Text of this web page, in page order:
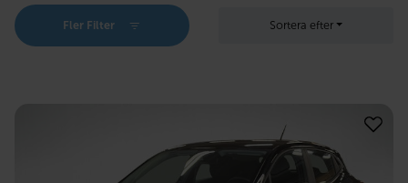
Fler Filter Sortera efter